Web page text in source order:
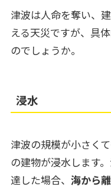
津波は人命を奪い、
える天災ですが、具
のでしょうか。
浸水
津波の規模が小さく
の建物が浸水します
達した場合、 海から